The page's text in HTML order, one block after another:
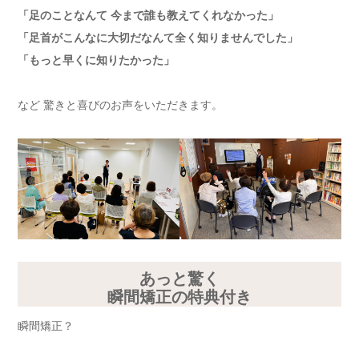
「足のことなんて 今まで誰も教えてくれなかった」
「足首がこんなに大切だなんて全く知りませんでした」
「もっと早くに知りたかった」
など 驚きと喜びのお声をいただきます。
あっと驚く
瞬間矯正の特典付き
瞬間矯正？